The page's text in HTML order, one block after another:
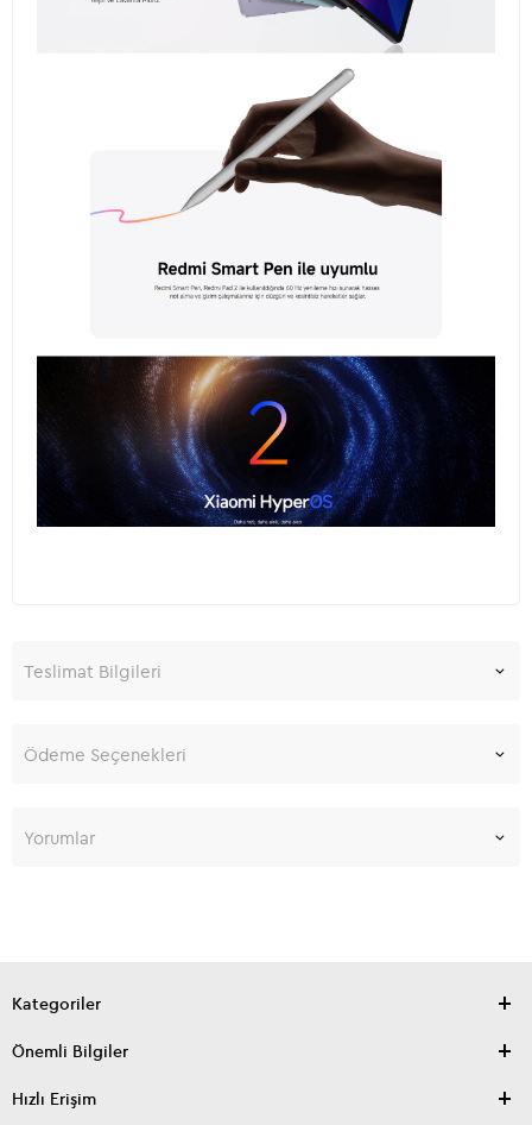
Teslimat Bilgileri
Ödeme Seçenekleri
Yorumlar
Kategoriler
Önemli Bilgiler
Hızlı Erişim